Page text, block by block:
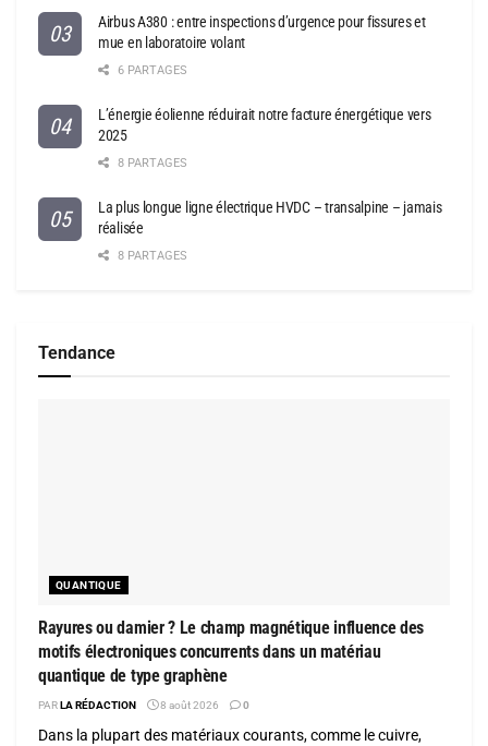
Airbus A380 : entre inspections d’urgence pour fissures et
mue en laboratoire volant
6 PARTAGES
L’énergie éolienne réduirait notre facture énergétique vers
2025
8 PARTAGES
La plus longue ligne électrique HVDC – transalpine – jamais
réalisée
8 PARTAGES
Tendance
QUANTIQUE
Rayures ou damier ? Le champ magnétique influence des
motifs électroniques concurrents dans un matériau
quantique de type graphène
PARLA RÉDACTION 8 août 2026 0
Dans la plupart des matériaux courants, comme le cuivre,